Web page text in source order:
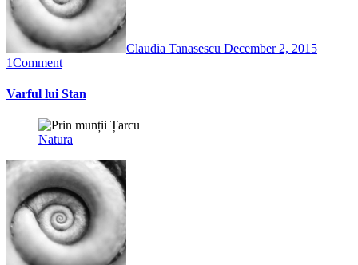
Claudia Tanasescu December 2, 2015
1Comment
Varful lui Stan
Natura